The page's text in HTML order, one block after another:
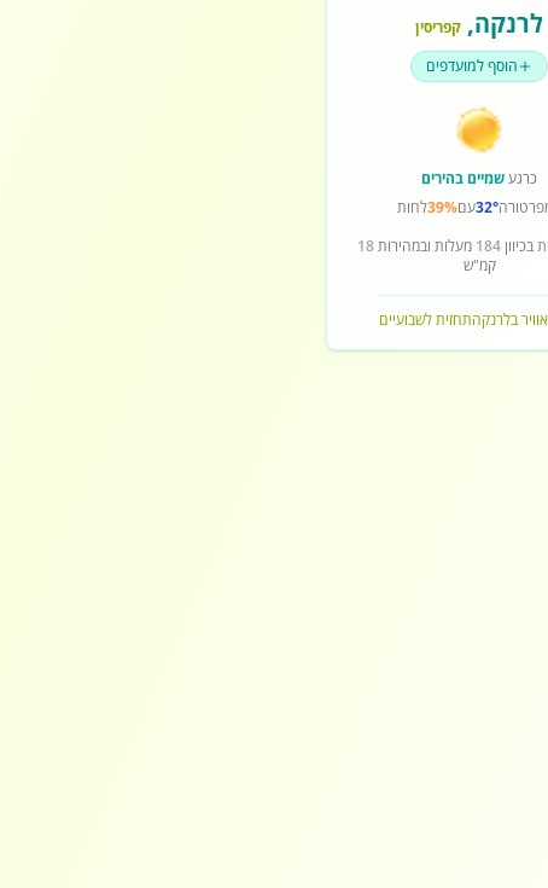
לרנקה, קפריסין
הוסף למועדפים
כרגעשמיים בהירים
32°עם39%לחות
בכיוון184 מעלות ובמהירות18
קמ"ש
בלרנקהתחזית לשבועיים